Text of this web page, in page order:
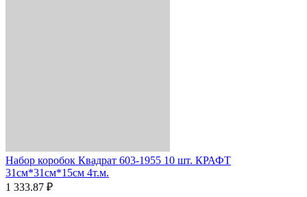
Набор коробок Квадрат 603-1955 10 шт. КРАФТ
31см*31см*15см 4т.м.
1 333.87 ₽